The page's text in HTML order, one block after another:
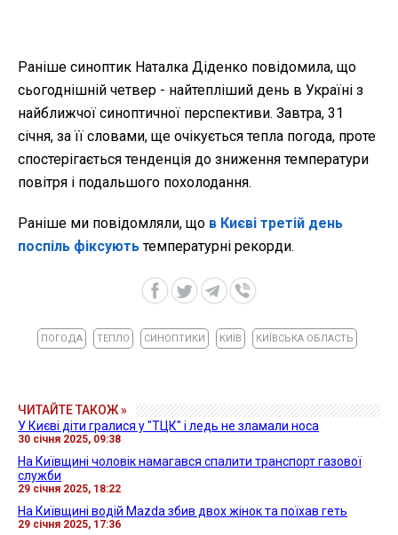
Раніше синоптик Наталка Діденко повідомила, що
сьогоднішній четвер - найтепліший день в Україні з
найближчої синоптичної перспективи. Завтра, 31
січня, за її словами, ще очікується тепла погода, проте
спостерігається тенденція до зниження температури
повітря і подальшого похолодання.
Раніше ми повідомляли, що в Києві третій день
поспіль фіксуютьтемпературні рекорди.
ПОГОДА ТЕПЛО СИНОПТИКИ КИЇВ КИЇВСЬКА ОБЛАСТЬ
ЧИТАЙТЕ ТАКОЖ »
У Києві діти гралися у "ТЦК" і ледь не зламали носа
30 січня 2025, 09:38
На Київщині чоловік намагався спалити транспорт газової
служби
29 січня 2025, 18:22
На Київщині водій Mazda збив двох жінок та поїхав геть
29 січня 2025, 17:36